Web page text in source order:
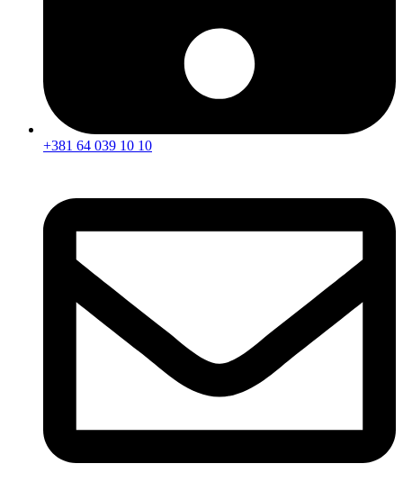
+381 64 039 10 10